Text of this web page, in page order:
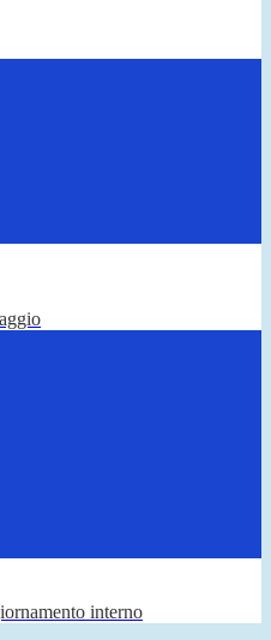
interno